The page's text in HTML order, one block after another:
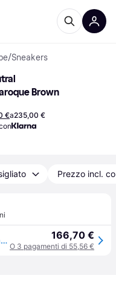
/Sneakers
Brown
€a235,00 €
Prezzo incl.
Nike Air Max 1 "Baroque Brown" Marrone/Bianco, DZ2628-004, Taglia: 36 166,70 €
O 3 pagamenti di 55,56 €